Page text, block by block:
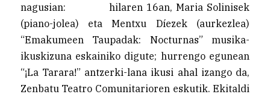
nagusian: hilaren 16an, Maria Solinisek
(piano-jolea) eta Mentxu Díezek (aurkezlea)
“Emakumeen Taupadak: Nocturnas” musika-
ikuskizuna eskainiko digute; hurrengo egunean
“¡La Tarara!” antzerki-lana ikusi ahal izango da,
Zenbatu Teatro Comunitarioren eskutik. Ekitaldi